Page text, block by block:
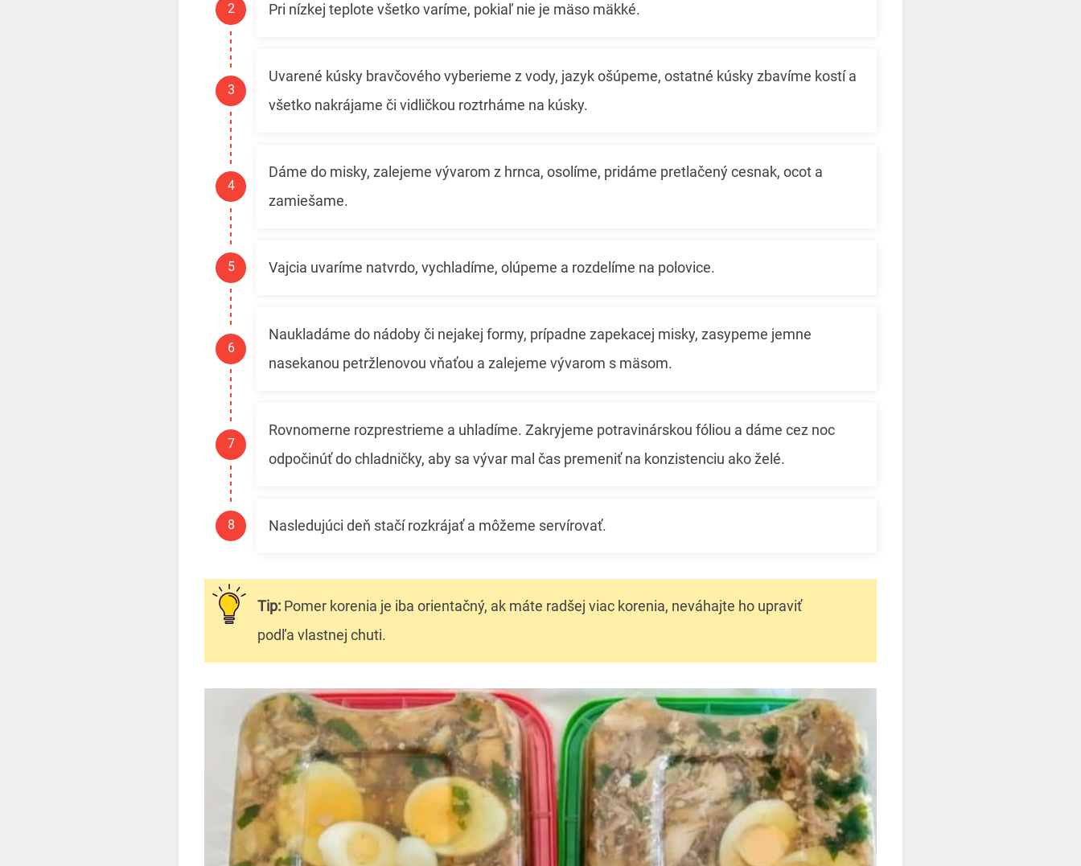
Pri nízkej teplote všetko varíme, pokiaľ nie je mäso mäkké.
Uvarené kúsky bravčového vyberieme z vody, jazyk ošúpeme, ostatné kúsky zbavíme kostí a
všetko nakrájame či vidličkou roztrháme na kúsky.
Dáme do misky, zalejeme vývarom z hrnca, osolíme, pridáme pretlačený cesnak, ocot a
zamiešame.
Vajcia uvaríme natvrdo, vychladíme, olúpeme a rozdelíme na polovice.
Naukladáme do nádoby či nejakej formy, prípadne zapekacej misky, zasypeme jemne
nasekanou petržlenovou vňaťou a zalejeme vývarom s mäsom.
Rovnomerne rozprestrieme a uhladíme. Zakryjeme potravinárskou fóliou a dáme cez noc
odpočinúť do chladničky, aby sa vývar mal čas premeniť na konzistenciu ako želé.
Nasledujúci deň stačí rozkrájať a môžeme servírovať.
Tip: Pomer korenia je iba orientačný, ak máte radšej viac korenia, neváhajte ho upraviť
podľa vlastnej chuti.